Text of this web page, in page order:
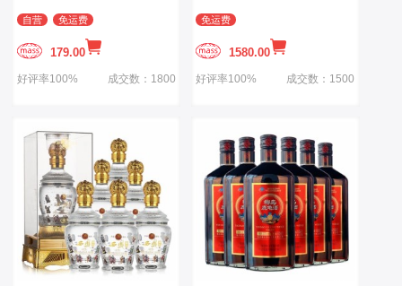
自营 免运费
179.00
好评率100% 成交数：1800
免运费
1580.00
好评率100% 成交数：1500